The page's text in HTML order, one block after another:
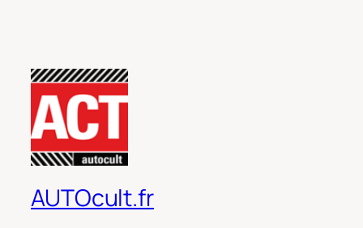
AUTOcult.fr